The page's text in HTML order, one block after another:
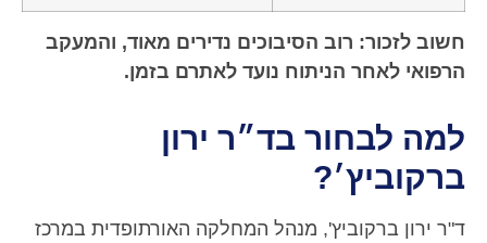
חשוב לזכור: רוב הסיבוכים נדירים מאוד, והמעקב
הרפואי לאחר הניתוח נועד לאתרם בזמן.
למה לבחור בד״ר ירון
ברקוביץ׳?
ד"ר ירון ברקוביץ', מנהל המחלקה האורתופדית במרכז